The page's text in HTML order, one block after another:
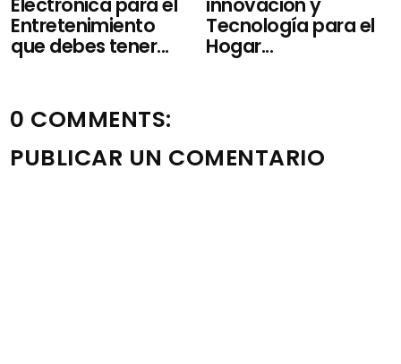
Entretenimiento
que debes tener...
Tecnología para el
Hogar...
0 COMMENTS:
PUBLICAR UN COMENTARIO